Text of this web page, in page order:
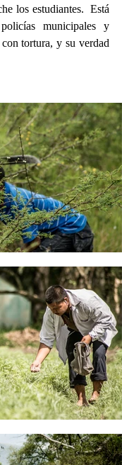
los estudiantes.  Está
municipales y
tortura, y su verdad